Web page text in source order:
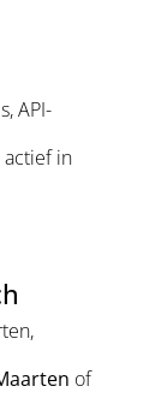
API-
actief in
of